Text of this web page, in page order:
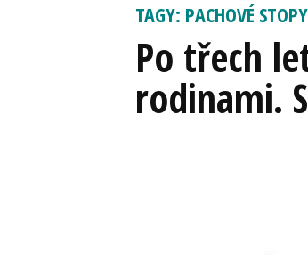
TAGY: PACHOVÉ STOPY
Po třech
rodinami.